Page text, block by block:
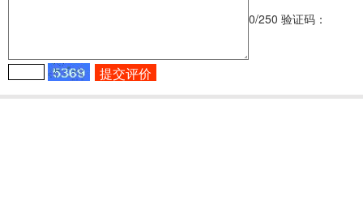
0/250 验证码：